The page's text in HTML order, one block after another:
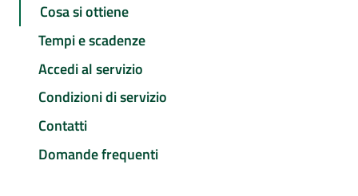
Cosa si ottiene
Tempi e scadenze
Accedi al servizio
Condizioni di servizio
Contatti
Domande frequenti